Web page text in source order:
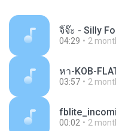
จิ๊จ๊ะ - Silly
04:29 2
03:57 2
00:02 2